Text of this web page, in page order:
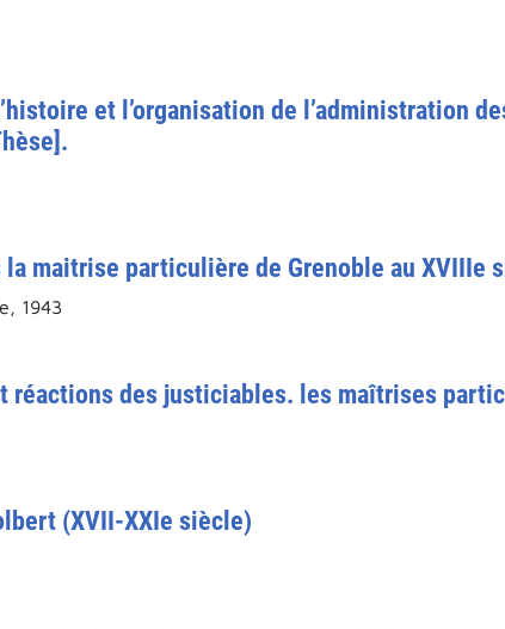
et l’organisation de l’administration
maitrise particulière de Grenoble au XVIIIe
1943
réactions des justiciables. les maîtrises
(XVII-XXIe siècle)